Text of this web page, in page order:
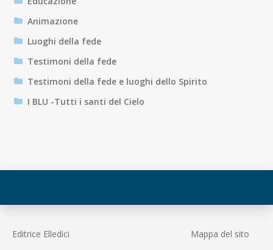
Animazione
Luoghi della fede
Testimoni della fede
Testimoni della fede e luoghi dello Spirito
I BLU -Tutti i santi del Cielo
Editrice Elledici Mappa del sito